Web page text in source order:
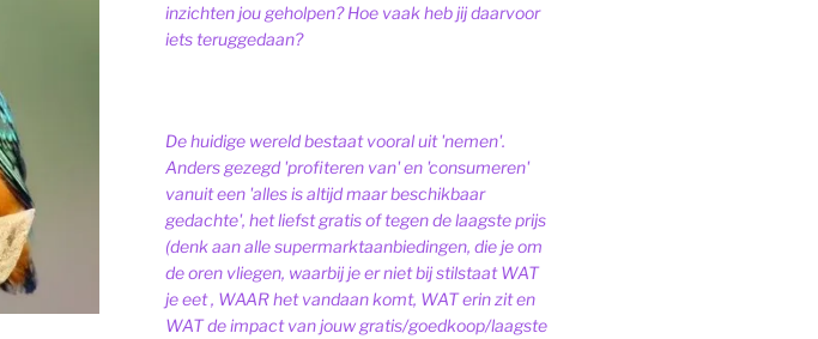
inzichten jou geholpen? Hoe vaak heb jij daarvoor
iets teruggedaan?
De huidige wereld bestaat vooral uit 'nemen'.
Anders gezegd 'profiteren van' en 'consumeren'
vanuit een 'alles is altijd maar beschikbaar
gedachte', het liefst gratis of tegen de laagste prijs
(denk aan alle supermarktaanbiedingen, die je om
de oren vliegen, waarbij je er niet bij stilstaat WAT
je eet , WAAR het vandaan komt, WAT erin zit en
WAT de impact van jouw gratis/goedkoop/laagste